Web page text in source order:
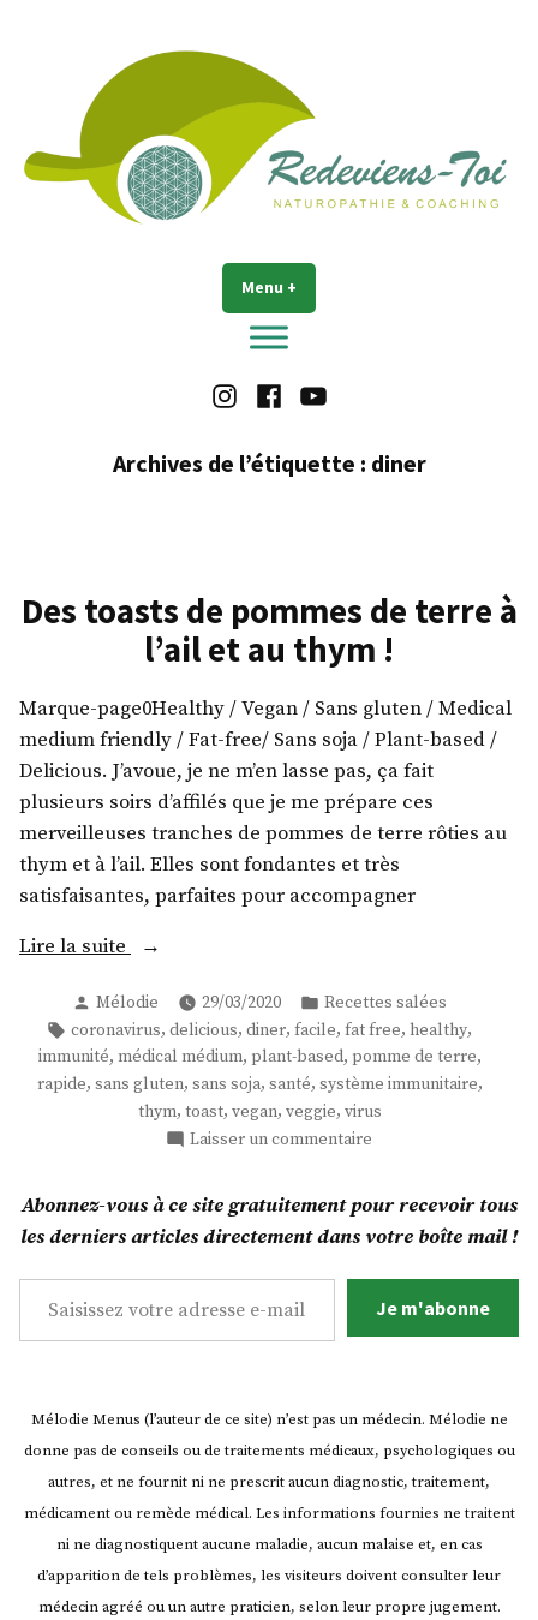
Redeviens-toi Menu +
Instagram
FacebookYoutube
Archives de l’étiquette : diner
Des toasts de pommes de terre à
l’ail et au thym !
Marque-page0Healthy / Vegan / Sans gluten / Medical
medium friendly / Fat-free/ Sans soja / Plant-based /
Delicious. J’avoue, je ne m’en lasse pas, ça fait
plusieurs soirs d’affilés que je me prépare ces
merveilleuses tranches de pommes de terre rôties au
thym et à l’ail. Elles sont fondantes et très
satisfaisantes, parfaites pour accompagner
Lire la suite
« Des
de
pommes
de
terre
Publié
par
Mélodie 29/03/2020
Publié
dans
Recettes salées
Étiquettes :
coronavirus, delicious, diner, facile, fat free, healthy,
immunité, médical médium, plant-based, pomme de terre,
rapide, sans gluten, sans soja, santé, système immunitaire,
thym, toast, vegan, veggie, virus
Laisser un commentaire
de
pommes
thym
!
Abonnez-vous à ce site gratuitement pour recevoir tous
les derniers articles directement dans votre boîte mail !
Saisissez votre adresse e-mail…
Je m'abonne
Mélodie Menus (l’auteur de ce site) n’est pas un médecin. Mélodie ne
donne pas de conseils ou de traitements médicaux, psychologiques ou
autres, et ne fournit ni ne prescrit aucun diagnostic, traitement,
médicament ou remède médical. Les informations fournies ne traitent
ni ne diagnostiquent aucune maladie, aucun malaise et, en cas
d’apparition de tels problèmes, les visiteurs doivent consulter leur
médecin agréé ou un autre praticien, selon leur propre jugement.